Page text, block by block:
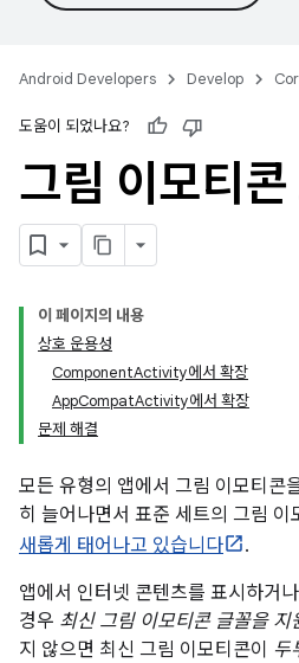
Android Developers Develop
도움이 되었나요?
그림 이모티콘
이 페이지의 내용
상호 운용성
ComponentActivity에서 확장
AppCompatActivity에서 확장
문제 해결
모든 유형의 앱에서 그림 이모티콘
히 늘어나면서 표준 세트의 그림 이
새롭게 태어나고 있습니다
.
앱에서 인터넷 콘텐츠를 표시하거
경우 최신 그림 이모티콘 글꼴을 지
지 않으면 최신 그림 이모티콘이 두